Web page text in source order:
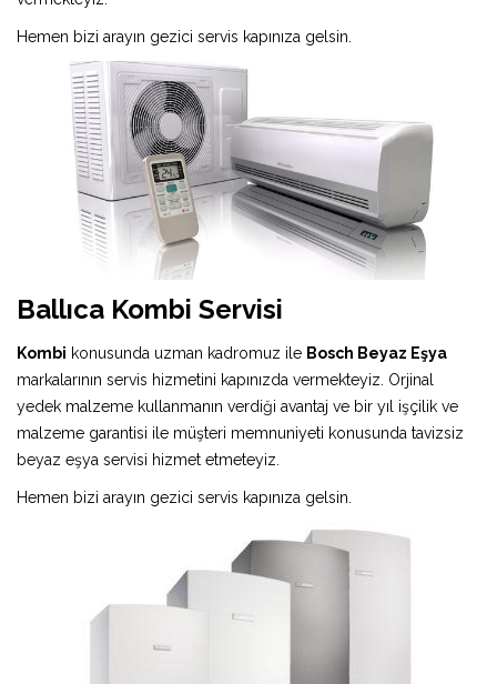
Hemen bizi arayın gezici servis kapınıza gelsin.
Ballıca Kombi Servisi
Kombi konusunda uzman kadromuz ile Bosch Beyaz Eşya
markalarının servis hizmetini kapınızda vermekteyiz. Orjinal
yedek malzeme kullanmanın verdiği avantaj ve bir yıl işçilik ve
malzeme garantisi ile müşteri memnuniyeti konusunda tavizsiz
beyaz eşya servisi hizmet etmeteyiz.
Hemen bizi arayın gezici servis kapınıza gelsin.